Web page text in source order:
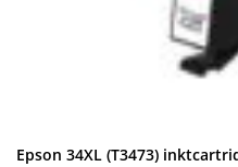
Epson 34XL (T3473)